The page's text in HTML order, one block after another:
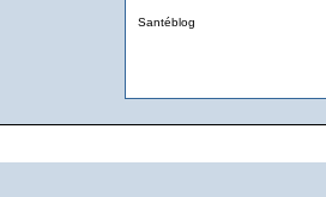
Santéblog